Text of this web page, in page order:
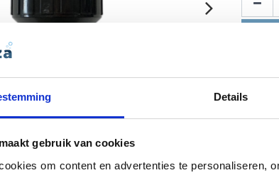
Details
gebruik van cookies
om content en advertenties te personaliseren,